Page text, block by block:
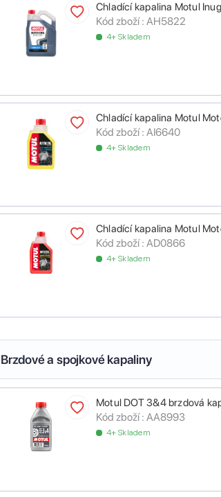
Chladící kapalina Motul
Kód zboží : AH5822
4+ Skladem
Chladící kapalina Motul
Kód zboží : AI6640
4+ Skladem
Chladící kapalina Motul
Kód zboží : AD0866
4+ Skladem
Brzdové a spojkové kapaliny
Motul DOT 3&4 brzdová
Kód zboží : AA8993
4+ Skladem